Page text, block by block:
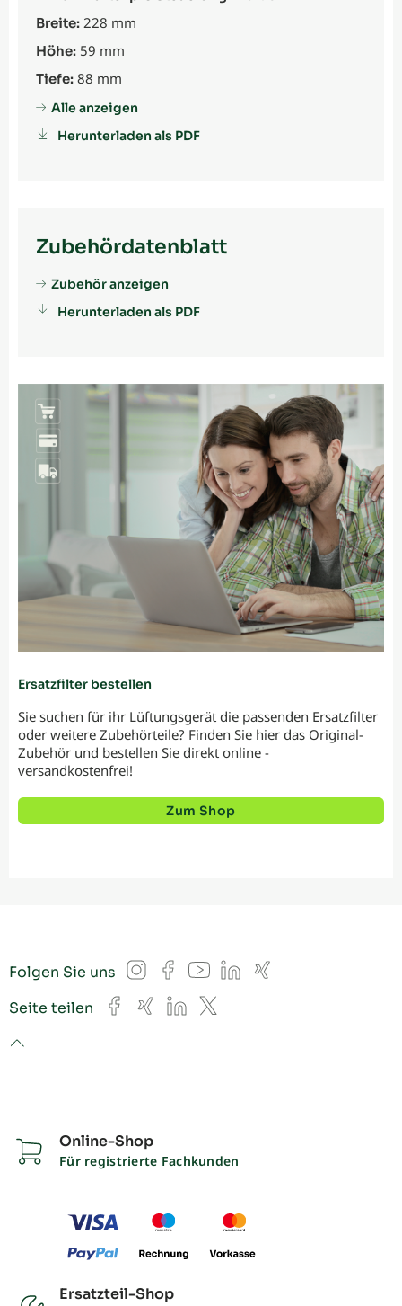
Breite: 228 mm
Höhe: 59 mm
Tiefe: 88 mm
Alle anzeigen
Herunterladen als PDF
Zubehördatenblatt
Zubehör anzeigen
Herunterladen als PDF
Ersatzfilter bestellen
Sie suchen für ihr Lüftungsgerät die passenden Ersatzfilter
oder weitere Zubehörteile? Finden Sie hier das Original-
Zubehör und bestellen Sie direkt online -
versandkostenfrei!
Zum Shop
Folgen Sie uns Instagram
Facebook
YouTube
LinkedIn
Xing
Seite teilen Facebook
XingLinkedIn
X
to top
Online-Shop
Für registrierte Fachkunden
Ersatzteil-Shop